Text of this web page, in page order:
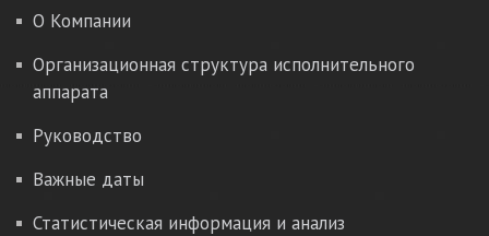
О Компании
Организационная структура исполнительного
аппарата
Руководство
Важные даты
Статистическая информация и анализ